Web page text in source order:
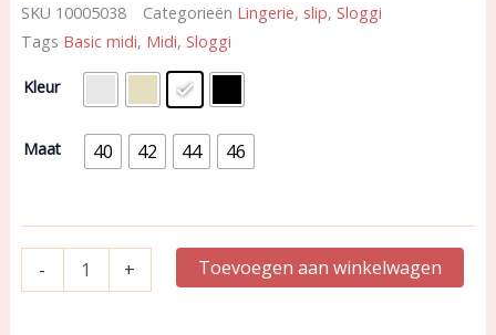
SKU 10005038 Categorieën Lingerie, slip, Sloggi
Tags Basic midi, Midi, Sloggi
Kleur
Maat 40 42 44 46
-
Sloggi
(Woman)
+ Toevoegen aan winkelwagen